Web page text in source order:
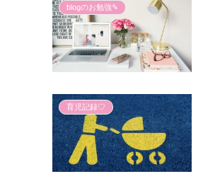
blogのお勉強✎
育児記録♡